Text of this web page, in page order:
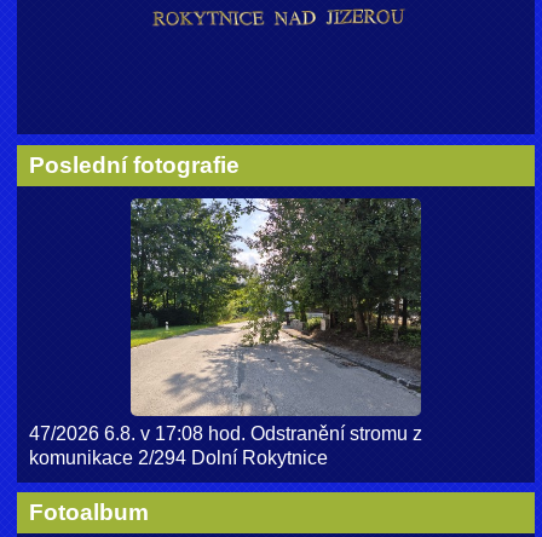
Poslední fotografie
47/2026 6.8. v 17:08 hod. Odstranění stromu z
komunikace 2/294 Dolní Rokytnice
Fotoalbum